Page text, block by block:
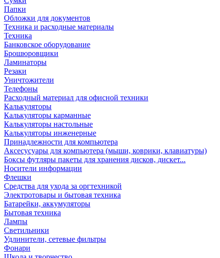
Папки
Обложки для документов
Техника и расходные материалы
Техника
Банковское оборудование
Брошюровщики
Ламинаторы
Резаки
Уничтожители
Телефоны
Расходный материал для офисной техники
Калькуляторы
Калькуляторы карманные
Калькуляторы настольные
Калькуляторы инженерные
Принадлежности для компьютера
Аксесусуары для компьютера (мыши, коврики, клавиатуры)
Боксы футляры пакеты для хранения дисков, дискет...
Носители информации
Флешки
Средства для ухода за оргтехникой
Электротовары и бытовая техника
Батарейки, аккумуляторы
Бытовая техника
Лампы
Светильники
Удлинители, сетевые фильтры
Фонари